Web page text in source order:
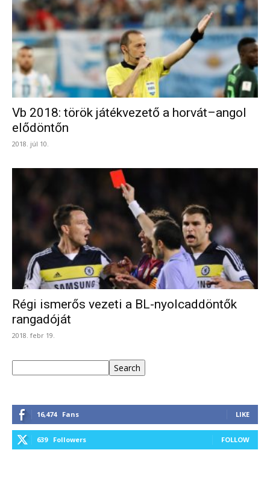
Vb 2018: török játékvezető a horvát–angol
elődöntőn
2018. júl 10.
Régi ismerős vezeti a BL-nyolcaddöntők
rangadóját
2018. febr 19.
Search
16,474 Fans LIKE
639 Followers FOLLOW